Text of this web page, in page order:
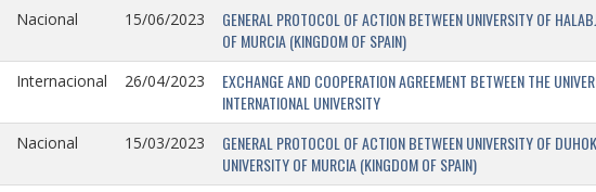
Nacional 15/06/2023
GENERAL PROTOCOL OF ACTION BETWEEN UNIVERSITY OF
OF MURCIA (KINGDOM OF SPAIN)
Internacional 26/04/2023
EXCHANGE AND COOPERATION AGREEMENT BETWEEN THE
INTERNATIONAL UNIVERSITY
Nacional 15/03/2023
GENERAL PROTOCOL OF ACTION BETWEEN UNIVERSITY OF
UNIVERSITY OF MURCIA (KINGDOM OF SPAIN)